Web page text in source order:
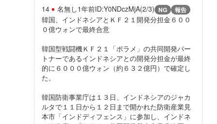
14 名無し1年前ID:Y0NDczMjA(2/3) NG 報告
韓国、インドネシアとＫＦ２１開発分担金６００
０億ウォンで最終合意
韓国型戦闘機ＫＦ２１「ポラメ」の共同開発パー
トナーであるインドネシアとの開発分担金が最終
的に６０００億ウォン（約６３２億円）で確定し
た。
韓国防衛事業庁は１３日、インドネシアのジャカ
ルタで１１日から１２日まで開かれた防衛産業見
本市「インドディフェンス」に参加し、インドネ